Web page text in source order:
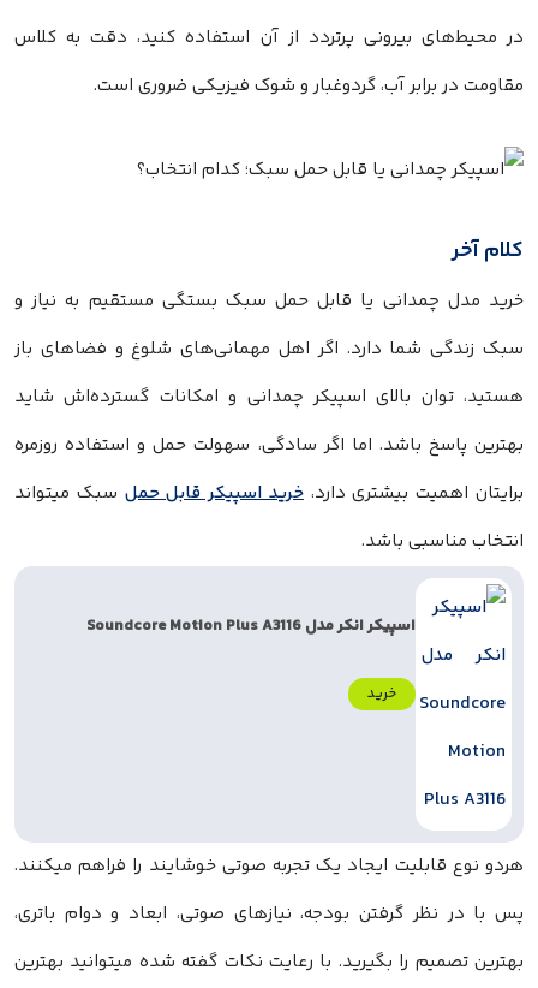
در محیط‌های بیرونی پرتردد از آن استفاده کنید، دقت به کلاس
مقاومت در برابر آب، گردوغبار و شوک فیزیکی ضروری است.
کلام آخر
خرید مدل چمدانی یا قابل حمل سبک بستگی مستقیم به نیاز و
سبک زندگی شما دارد. اگر اهل مهمانی‌های شلوغ و فضاهای باز
هستید، توان بالای اسپیکر چمدانی و امکانات گسترده‌اش شاید
بهترین پاسخ باشد. اما اگر سادگی، سهولت حمل و استفاده روزمره
برایتان اهمیت بیشتری دارد،خرید اسپیکر قابل حمل سبک میتواند
انتخاب مناسبی باشد.
اسپیکر انکر مدل Soundcore Motion Plus A3116
خرید
هردو نوع قابلیت ایجاد یک تجربه صوتی خوشایند را فراهم میکنند.
پس با در نظر گرفتن بودجه، نیازهای صوتی، ابعاد و دوام باتری،
بهترین تصمیم را بگیرید. با رعایت نکات گفته‌ شده میتوانید بهترین